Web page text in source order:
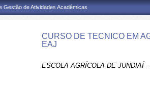
Gestão de Atividades Acadêmicas
CURSO DE TECNICO EM
EAJ
ESCOLA AGRÍCOLA DE JUNDIAÍ -